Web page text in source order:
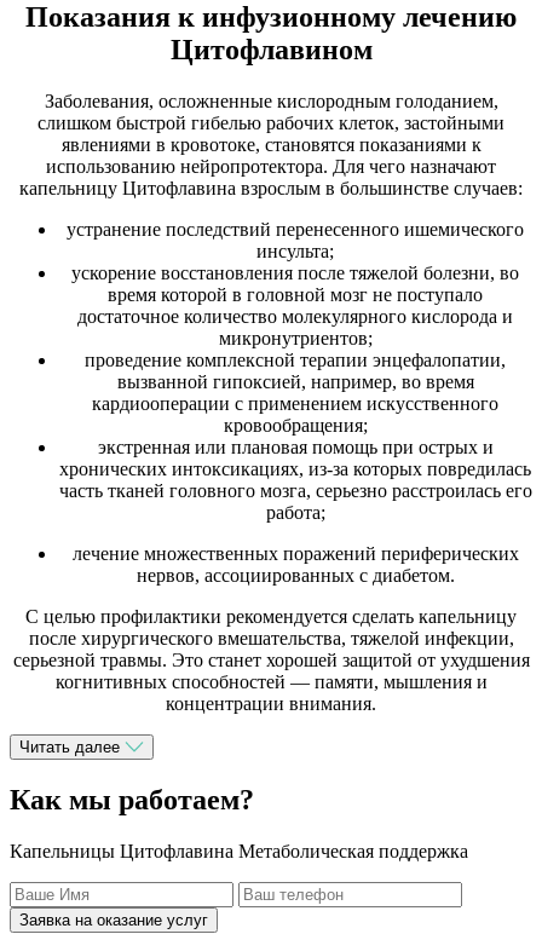
Показания к инфузионному лечению
Цитофлавином
Заболевания, осложненные кислородным голоданием,
слишком быстрой гибелью рабочих клеток, застойными
явлениями в кровотоке, становятся показаниями к
использованию нейропротектора. Для чего назначают
капельницу Цитофлавина взрослым в большинстве случаев:
устранение последствий перенесенного ишемического
инсульта;
ускорение восстановления после тяжелой болезни, во
время которой в головной мозг не поступало
достаточное количество молекулярного кислорода и
микронутриентов;
проведение комплексной терапии энцефалопатии,
вызванной гипоксией, например, во время
кардиооперации с применением искусственного
кровообращения;
экстренная или плановая помощь при острых и
хронических интоксикациях, из-за которых повредилась
часть тканей головного мозга, серьезно расстроилась его
работа;
лечение множественных поражений периферических
нервов, ассоциированных с диабетом.
С целью профилактики рекомендуется сделать капельницу
после хирургического вмешательства, тяжелой инфекции,
серьезной травмы. Это станет хорошей защитой от ухудшения
когнитивных способностей — памяти, мышления и
концентрации внимания.
Читать далее
Как мы работаем?
Капельницы Цитофлавина Метаболическая поддержка
Заявка на оказание услуг